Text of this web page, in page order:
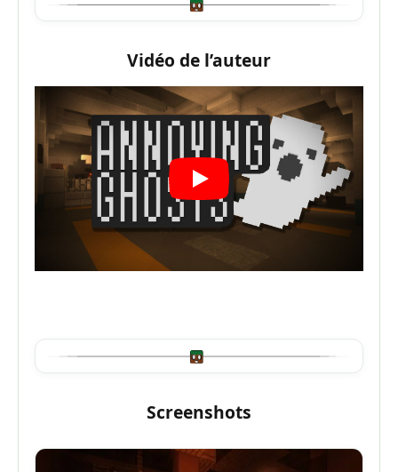
Vidéo de l’auteur
Screenshots